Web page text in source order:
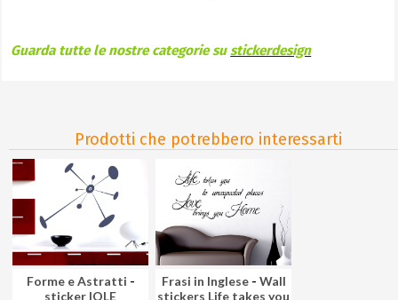
Guarda tutte le nostre categorie sustickerdesign
Prodotti che potrebbero interessarti
Forme e Astratti -
sticker IOLE
Frasi in Inglese - Wall
stickers Life takes you